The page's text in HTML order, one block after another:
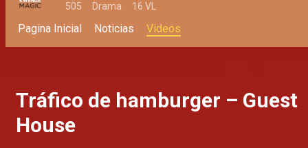
505 Drama 16 VL
Pagina Inicial Noticias Videos
Tráfico de hamburger – Guest
House